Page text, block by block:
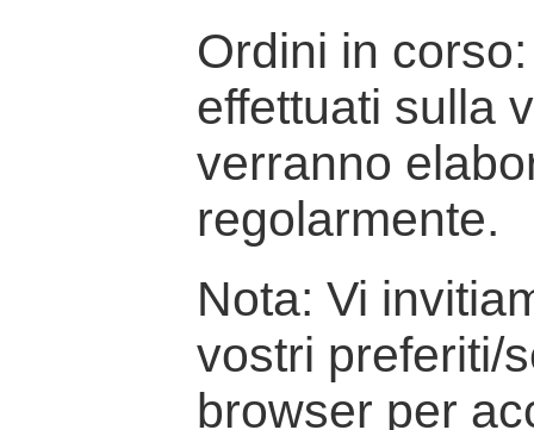
Ordini in
effettuati sulla
verranno
regolarmente.
Nota: Vi
vostri preferiti/
browser per